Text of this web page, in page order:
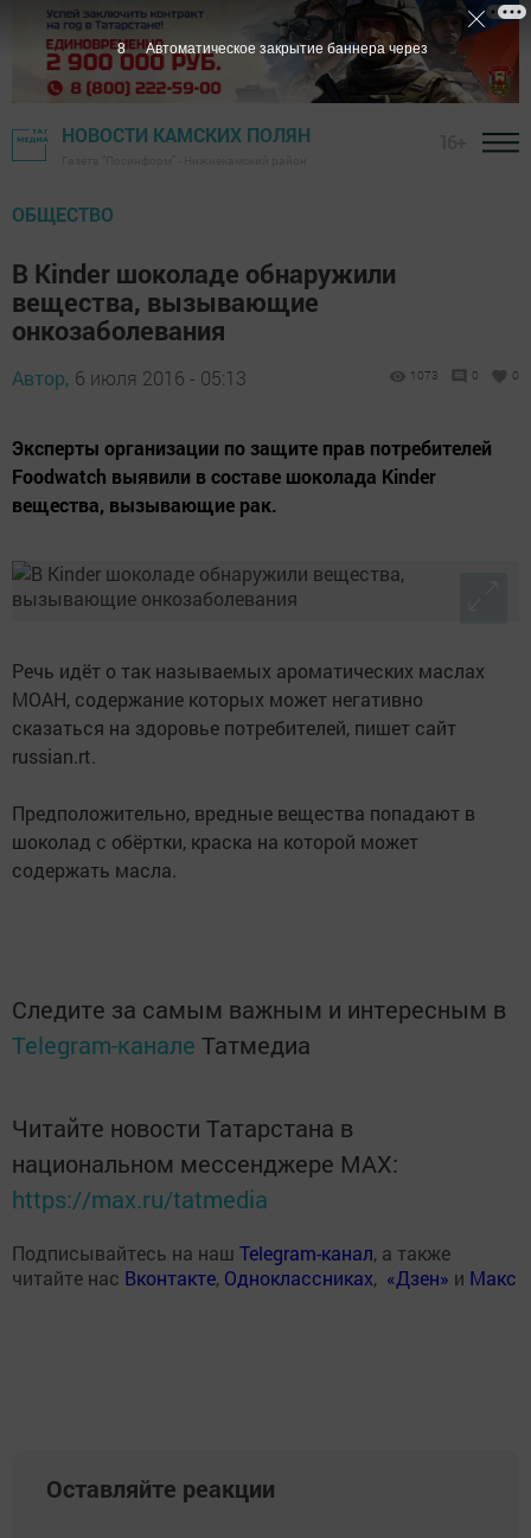
НОВОСТИ КАМСКИХ ПОЛЯН
ОБЩЕСТВО
В Kinder шоколаде обнаружили
вещества, вызывающие
онкозаболевания
Автор, 6 июля 2016 - 05:13 1073 0 0
Эксперты организации по защите прав потребителей
Foodwatch выявили в составе шоколада Kinder
вещества, вызывающие рак.
Речь идёт о так называемых ароматических маслах
MOAH, содержание которых может негативно
сказаться на здоровье потребителей, пишет сайт
russian.rt.
Предположительно, вредные вещества попадают в
шоколад с обёртки, краска на которой может
содержать масла.
Следите за самым важным и интересным в
Telegram-канале Татмедиа
Читайте новости Татарстана в
национальном мессенджере MАХ:
https://max.ru/tatmedia
Подписывайтесь на наш Telegram-канал, а также
читайте нас Вконтакте, Одноклассниках, «Дзен» и Макс
Оставляйте реакции
7 Автоматическое закрытие баннера через